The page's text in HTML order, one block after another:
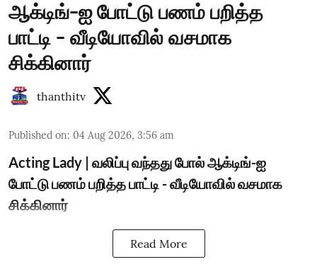
ஆக்டிங்-ஐ போட்டு பணம் பறித்த
பாட்டி - வீடியோவில் வசமாக
சிக்கினார்
thanthitv
Published on: 04 Aug 2026, 3:56 am
Acting Lady | வலிப்பு வந்தது போல் ஆக்டிங்-ஐ
போட்டு பணம் பறித்த பாட்டி - வீடியோவில் வசமாக
சிக்கினார்
Read More